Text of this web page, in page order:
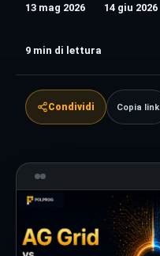
13 mag 2026 14 giu 2026
9 min di lettura
Condividi Copia link